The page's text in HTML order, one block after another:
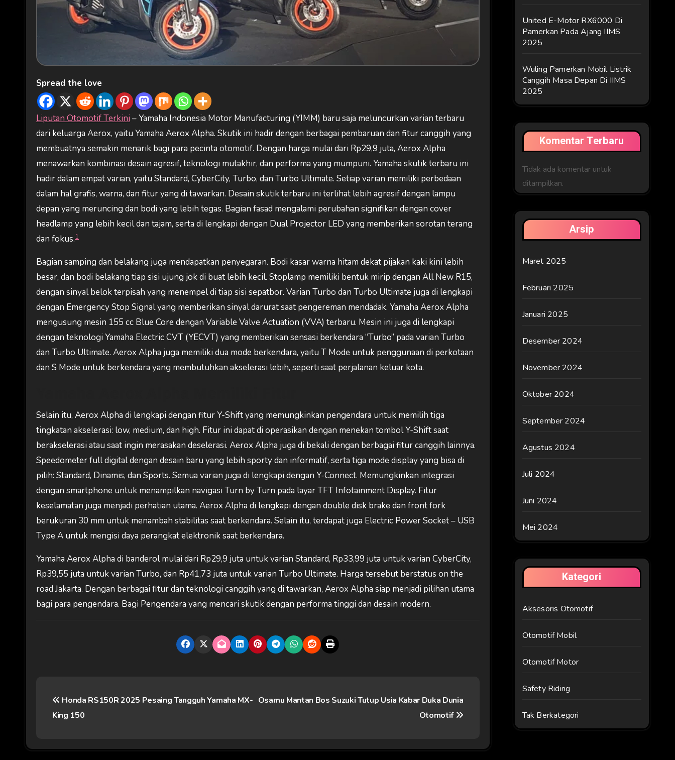
Spread the love
Liputan Otomotif Terkini– Yamaha Indonesia Motor Manufacturing (YIMM) baru saja meluncurkan varian terbaru
dari keluarga Aerox, yaitu Yamaha Aerox Alpha. Skutik ini hadir dengan berbagai pembaruan dan fitur canggih yang
membuatnya semakin menarik bagi para pecinta otomotif. Dengan harga mulai dari Rp29,9 juta, Aerox Alpha
menawarkan kombinasi desain agresif, teknologi mutakhir, dan performa yang mumpuni. Yamaha skutik terbaru ini
hadir dalam empat varian, yaitu Standard, CyberCity, Turbo, dan Turbo Ultimate. Setiap varian memiliki perbedaan
dalam hal grafis, warna, dan fitur yang di tawarkan. Desain skutik terbaru ini terlihat lebih agresif dengan lampu
depan yang meruncing dan bodi yang lebih tegas. Bagian fasad mengalami perubahan signifikan dengan cover
headlamp yang lebih kecil dan tajam, serta di lengkapi dengan Dual Projector LED yang memberikan sorotan terang
dan fokus.1
Bagian samping dan belakang juga mendapatkan penyegaran. Bodi kasar warna hitam dekat pijakan kaki kini lebih
besar, dan bodi belakang tiap sisi ujung jok di buat lebih kecil. Stoplamp memiliki bentuk mirip dengan All New R15,
dengan sinyal belok terpisah yang menempel di tiap sisi sepatbor. Varian Turbo dan Turbo Ultimate juga di lengkapi
dengan Emergency Stop Signal yang memberikan sinyal darurat saat pengereman mendadak. Yamaha Aerox Alpha
mengusung mesin 155 cc Blue Core dengan Variable Valve Actuation (VVA) terbaru. Mesin ini juga di lengkapi
dengan teknologi Yamaha Electric CVT (YECVT) yang memberikan sensasi berkendara “Turbo” pada varian Turbo
dan Turbo Ultimate. Aerox Alpha juga memiliki dua mode berkendara, yaitu T Mode untuk penggunaan di perkotaan
dan S Mode untuk berkendara yang membutuhkan akselerasi lebih, seperti saat perjalanan keluar kota.
Selain itu, Aerox Alpha di lengkapi dengan fitur Y-Shift yang memungkinkan pengendara untuk memilih tiga
tingkatan akselerasi: low, medium, dan high. Fitur ini dapat di operasikan dengan menekan tombol Y-Shift saat
berakselerasi atau saat ingin merasakan deselerasi. Aerox Alpha juga di bekali dengan berbagai fitur canggih lainnya.
Speedometer full digital dengan desain baru yang lebih sporty dan informatif, serta tiga mode display yang bisa di
pilih: Standard, Dinamis, dan Sports. Semua varian juga di lengkapi dengan Y-Connect. Memungkinkan integrasi
dengan smartphone untuk menampilkan navigasi Turn by Turn pada layar TFT Infotainment Display. Fitur
keselamatan juga menjadi perhatian utama. Aerox Alpha di lengkapi dengan double disk brake dan front fork
berukuran 30 mm untuk menambah stabilitas saat berkendara. Selain itu, terdapat juga Electric Power Socket – USB
Type A untuk mengisi daya perangkat elektronik saat berkendara.
Yamaha Aerox Alpha di banderol mulai dari Rp29,9 juta untuk varian Standard, Rp33,99 juta untuk varian CyberCity,
Rp39,55 juta untuk varian Turbo, dan Rp41,73 juta untuk varian Turbo Ultimate. Harga tersebut berstatus on the
road Jakarta. Dengan berbagai fitur dan teknologi canggih yang di tawarkan, Aerox Alpha siap menjadi pilihan utama
bagi para pengendara. Bagi Pengendara yang mencari skutik dengan performa tinggi dan desain modern.
i
Honda RS150R 2025 Pesaing Tangguh Yamaha MX-
King 150
Osamu Mantan Bos Suzuki Tutup Usia Kabar Duka Dunia
Otomotif
United E-Motor RX6000 Di
Pamerkan Pada Ajang IIMS
2025
Wuling Pamerkan Mobil Listrik
Canggih Masa Depan Di IIMS
2025
Komentar Terbaru
Tidak ada komentar untuk
ditampilkan.
Arsip
Maret 2025
Februari 2025
Januari 2025
Desember 2024
November 2024
Oktober 2024
September 2024
Agustus 2024
Juli 2024
Juni 2024
Mei 2024
Kategori
Aksesoris Otomotif
Otomotif Mobil
Otomotif Motor
Safety Riding
Tak Berkategori